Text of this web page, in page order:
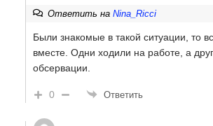
Ответить на Nina_Ricci
Были знакомые в такой ситуации, то
вместе. Одни ходили на работе, а
обсервации.
0 Ответить